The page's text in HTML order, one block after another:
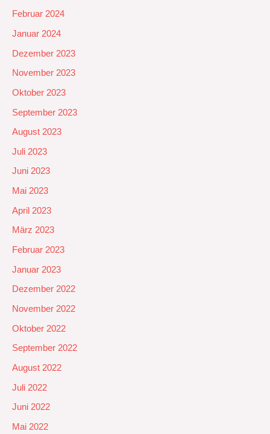
Februar 2024
Januar 2024
Dezember 2023
November 2023
Oktober 2023
September 2023
August 2023
Juli 2023
Juni 2023
Mai 2023
April 2023
März 2023
Februar 2023
Januar 2023
Dezember 2022
November 2022
Oktober 2022
September 2022
August 2022
Juli 2022
Juni 2022
Mai 2022